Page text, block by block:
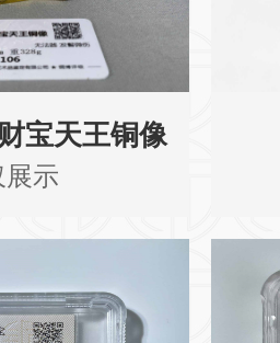
宝天王铜像
展示